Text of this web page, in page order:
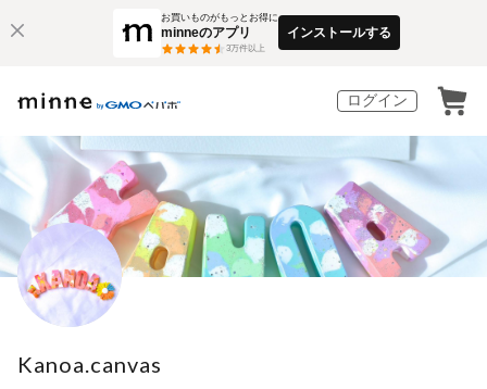
お買いものがもっとお得に
minneのアプリ
3万件以上
インストールする
ログイン
Kanoa.canvas